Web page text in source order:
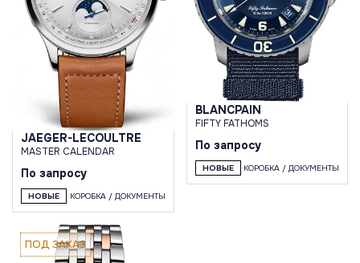
JAEGER-LECOULTRE
MASTER CALENDAR
По запросу
НОВЫЕ КОРОБКА / ДОКУМЕНТЫ
BLANCPAIN
FIFTY FATHOMS
По запросу
НОВЫЕ КОРОБКА / ДОКУМЕНТЫ
ПОД ЗАКАЗ